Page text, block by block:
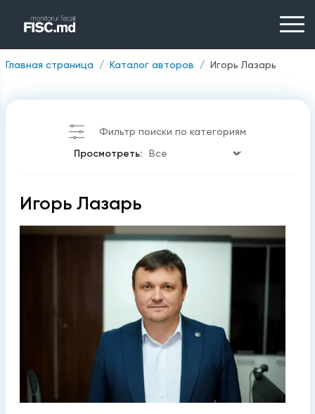
Главная страница Каталог авторов Игорь Лазарь
Фильтр поиски по категориям
Просмотреть:
Игорь Лазарь